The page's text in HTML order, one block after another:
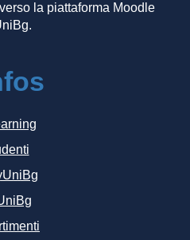
la piattaforma Moodle